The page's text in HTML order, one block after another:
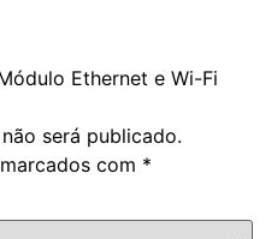
Ethernet e Wi-Fi
será publicado.
com *